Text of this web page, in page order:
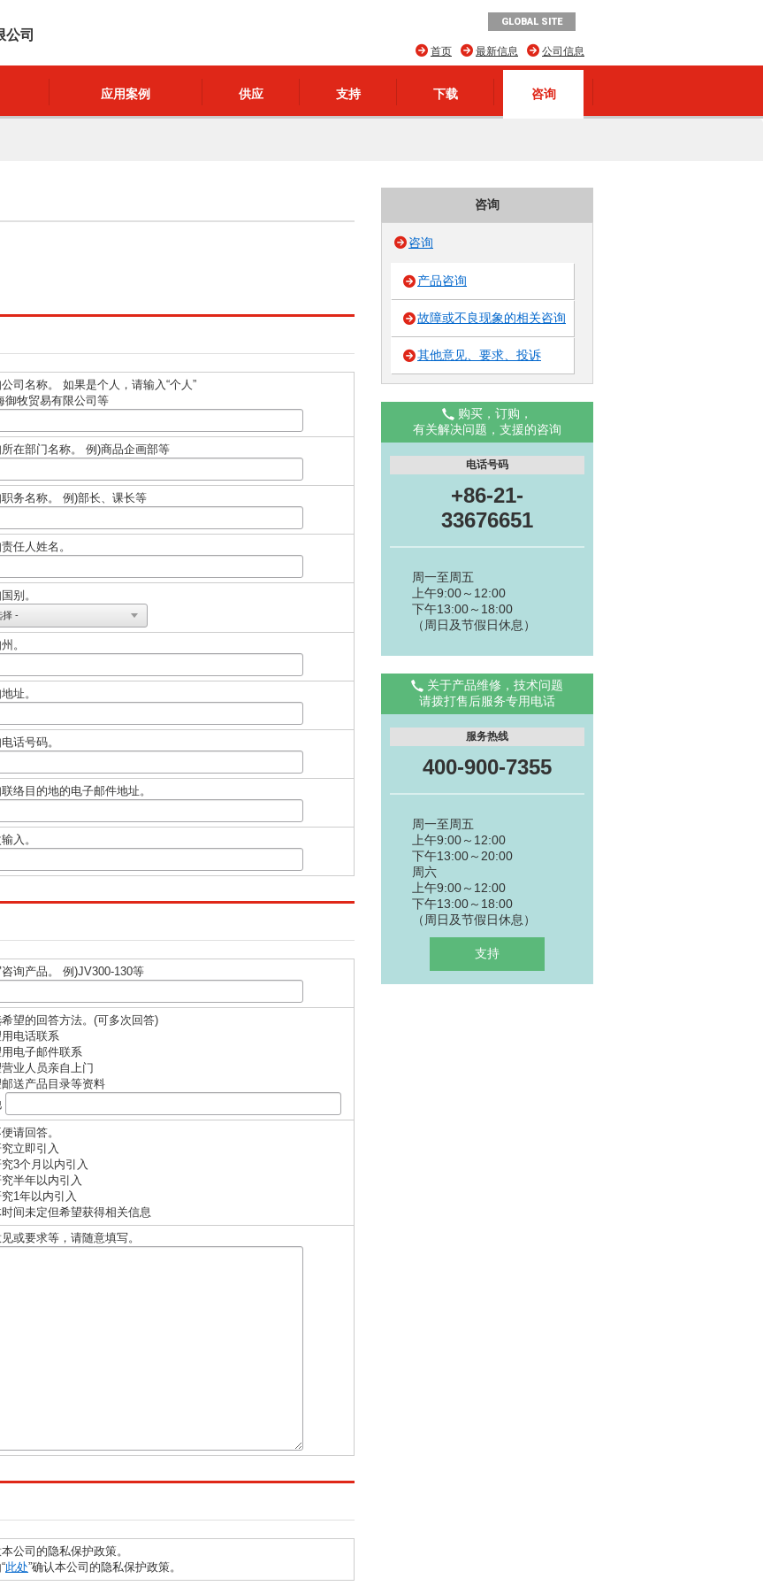
公司
GLOBAL SITE
公司信息
最新信息
首页
应用案例 供应 支持 下载 咨询
司名称。 如果是个人，请输入“个人”
御牧贸易有限公司等
在部门名称。 例)商品企画部等
务名称。 例)部长、课长等
任人姓名。
别。
。
址。
话号码。
络目的地的电子邮件地址。
入。
询产品。 例)JV300-130等
望的回答方法。(可多次回答)
电话联系
电子邮件联系
业人员亲自上门
送产品目录等资料
请回答。
立即引入
3个月以内引入
半年以内引入
1年以内引入
间未定但希望获得相关信息
或要求等，请随意填写。
公司的隐私保护政策。
此处”确认本公司的隐私保护政策。
咨询
咨询
产品咨询
故障或不良现象的相关咨询
其他意见、要求、投诉
购买，订购，
有关解决问题，支援的咨询
电话号码
+86-21-
33676651
周一至周五
上午9:00～12:00
下午13:00～18:00
（周日及节假日休息）
关于产品维修，技术问题
请拨打售后服务专用电话
服务热线
400-900-7355
周一至周五
上午9:00～12:00
下午13:00～20:00
周六
上午9:00～12:00
下午13:00～18:00
（周日及节假日休息）
支持